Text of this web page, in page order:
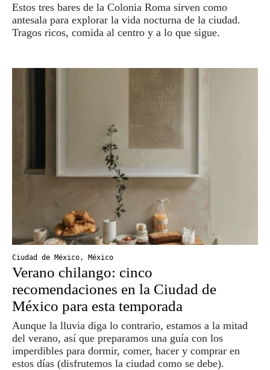
Estos tres bares de la Colonia Roma sirven como
antesala para explorar la vida nocturna de la ciudad.
Tragos ricos, comida al centro y a lo que sigue.
Ciudad de México, México
Verano chilango: cinco
recomendaciones en la Ciudad de
México para esta temporada
Aunque la lluvia diga lo contrario, estamos a la mitad
del verano, así que preparamos una guía con los
imperdibles para dormir, comer, hacer y comprar en
estos días (disfrutemos la ciudad como se debe).